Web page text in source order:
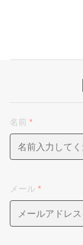
名前 *
メール *